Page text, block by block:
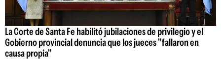
La Corte de Santa Fe habilitó jubilaciones de privilegio y el
Gobierno provincial denuncia que los jueces "fallaron en
causa propia"